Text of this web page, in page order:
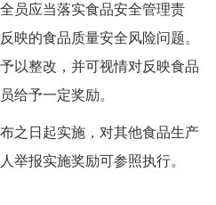
员应当落实食品安全管理责
映的食品质量安全风险问题。
以整改，并可视情对反映食品
给予一定奖励。
之日起实施，对其他食品生产
举报实施奖励可参照执行。